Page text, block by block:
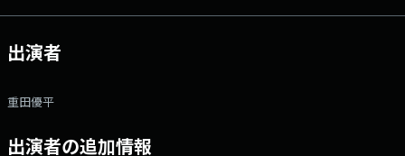
出演者
重田優平
出演者の追加情報